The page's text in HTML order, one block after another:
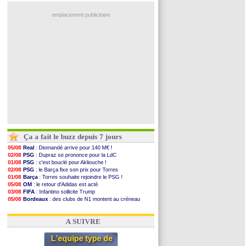
: Naples vise Gabriel Jesus
emplacement publicitaire
Ça a fait le buzz depuis 7 jours
05/08 Real : Diomandé arrive pour 140 M€ !
02/08 PSG : Dupraz se prononce pour la LdC
01/08 PSG : c'est bouclé pour Akliouche !
02/08 PSG : le Barça fixe son prix pour Torres
01/08 Barça : Torres souhaite rejoindre le PSG !
05/08 OM : le retour d'Adidas est acté
03/08 FIFA : Infantino sollicite Trump
05/08 Bordeaux : des clubs de N1 montent au créneau
03/08 Real: le démenti de Leipzig pour Diomandé
A SUIVRE
L'equipe type de